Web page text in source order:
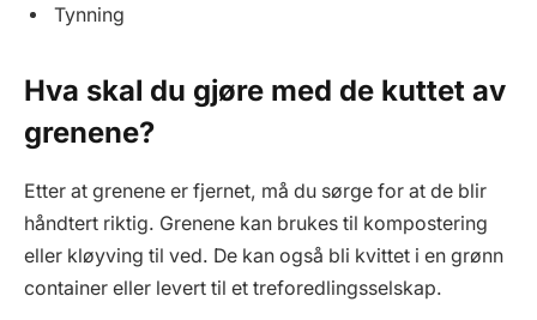
Tynning
Hva skal du gjøre med de kuttet av
grenene?
Etter at grenene er fjernet, må du sørge for at de blir
håndtert riktig. Grenene kan brukes til kompostering
eller kløyving til ved. De kan også bli kvittet i en grønn
container eller levert til et treforedlingsselskap.